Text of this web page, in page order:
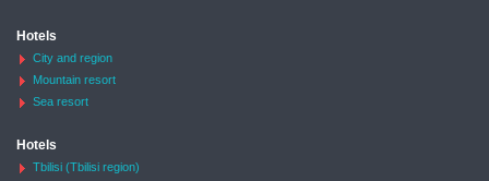
Hotels
City and region
Mountain resort
Sea resort
Hotels
Tbilisi (Tbilisi region)